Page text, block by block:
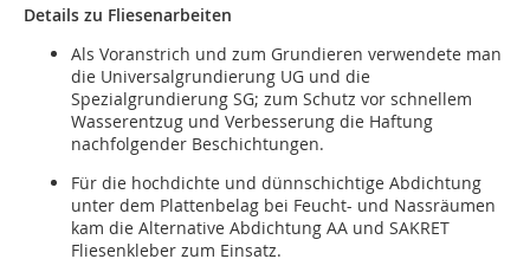
Details zu Fliesenarbeiten
Als Voranstrich und zum Grundieren verwendete man
die Universalgrundierung UG und die
Spezialgrundierung SG; zum Schutz vor schnellem
Wasserentzug und Verbesserung die Haftung
nachfolgender Beschichtungen.
Für die hochdichte und dünnschichtige Abdichtung
unter dem Plattenbelag bei Feucht- und Nassräumen
kam die Alternative Abdichtung AA und SAKRET
Fliesenkleber zum Einsatz.